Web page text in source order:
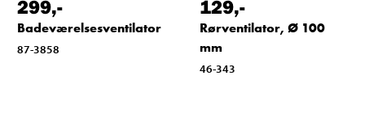
299,-
Badeværelsesventilator
87-3858
129,-
Rørventilator, Ø 100
mm
46-343